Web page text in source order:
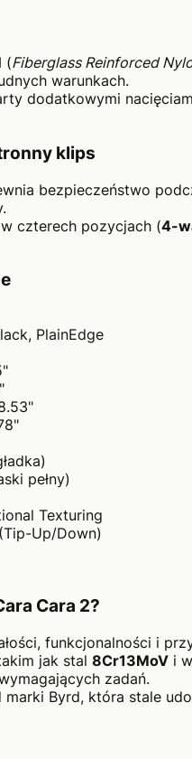
(Fiberglass Reinforced
warunkach.
dodatkowymi
klips
bezpieczeństwo
czterech pozycjach (4-
PlainEdge
pełny)
Texturing
Up/Down)
Cara 2?
funkcjonalności i
jak stal 8Cr13MoVi
zadań.
Byrd, która stale